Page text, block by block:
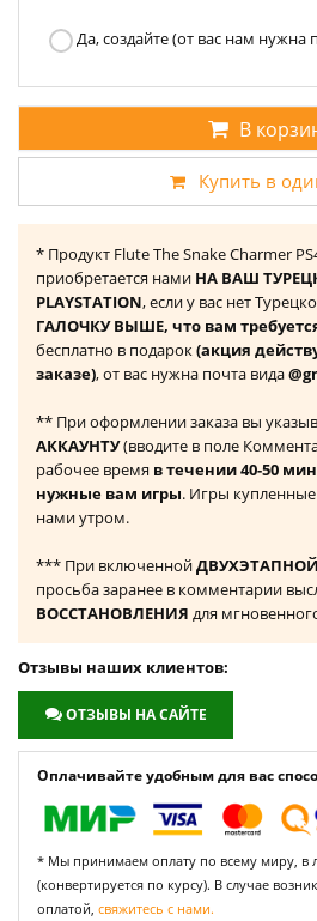
Да, создайте (от вас нам нужна
В
Купить в
* Продукт Flute The Snake Charmer
приобретается нами НА ВАШ
PLAYSTATION, если у вас нет
ГАЛОЧКУ ВЫШЕ, что вам
бесплатно в подарок(акция
заказе), от вас нужна почта вида
** При оформлении заказа вы
АККАУНТУ(вводите в поле
рабочее время в течении 40-50
нужные вам игры. Игры
нами утром.
*** При включенной
просьба заранее в комментарии
ВОССТАНОВЛЕНИЯ для
Отзывы наших клиентов:
ОТЗЫВЫ НА САЙТЕ
Оплачивайте удобным для вас
* Мы принимаем оплату по всему миру, в
(конвертируется по курсу). В случае
оплатой, свяжитесь с нами.